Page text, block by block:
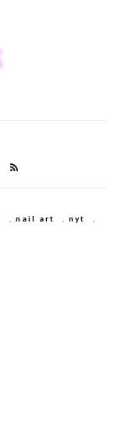
, nail art , nyt
,